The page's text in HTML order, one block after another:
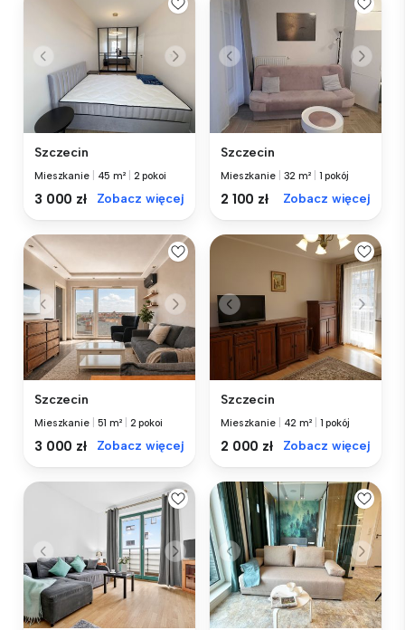
Szczecin
Mieszkanie 45 m² 2 pokoi
3 000 zł Zobacz więcej
Szczecin
Mieszkanie 32 m² 1 pokój
2 100 zł Zobacz więcej
Szczecin
Mieszkanie 51 m² 2 pokoi
3 000 zł Zobacz więcej
Szczecin
Mieszkanie 42 m² 1 pokój
2 000 zł Zobacz więcej